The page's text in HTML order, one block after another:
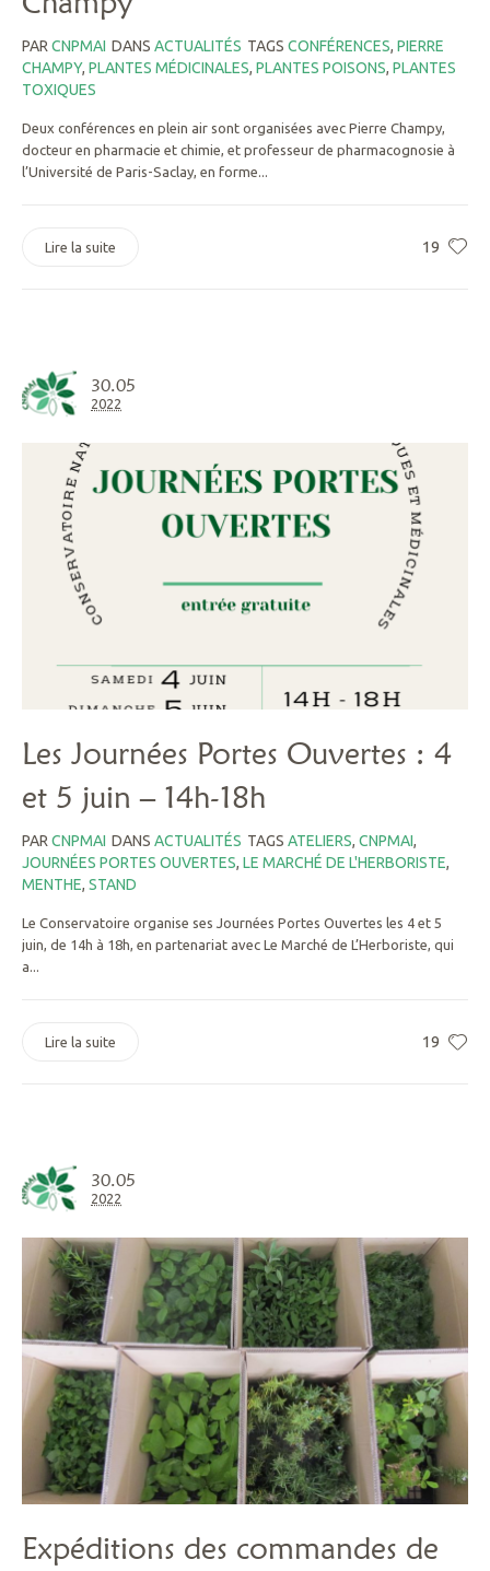
PAR CNPMAI DANS ACTUALITÉS TAGS CONFÉRENCES, PIERRE
CHAMPY, PLANTES MÉDICINALES, PLANTES POISONS, PLANTES
TOXIQUES
Deux conférences en plein air sont organisées avec Pierre Champy,
docteur en pharmacie et chimie, et professeur de pharmacognosie à
l’Université de Paris-Saclay, en forme...
19
Lire la suite
30.05
2022
Les Journées Portes Ouvertes : 4
et 5 juin – 14h-18h
PAR CNPMAI DANS ACTUALITÉS TAGS ATELIERS, CNPMAI,
JOURNÉES PORTES OUVERTES, LE MARCHÉ DE L'HERBORISTE,
MENTHE, STAND
Le Conservatoire organise ses Journées Portes Ouvertes les 4 et 5
juin, de 14h à 18h, en partenariat avec Le Marché de L’Herboriste, qui
a...
19
Lire la suite
30.05
2022
Expéditions des commandes de